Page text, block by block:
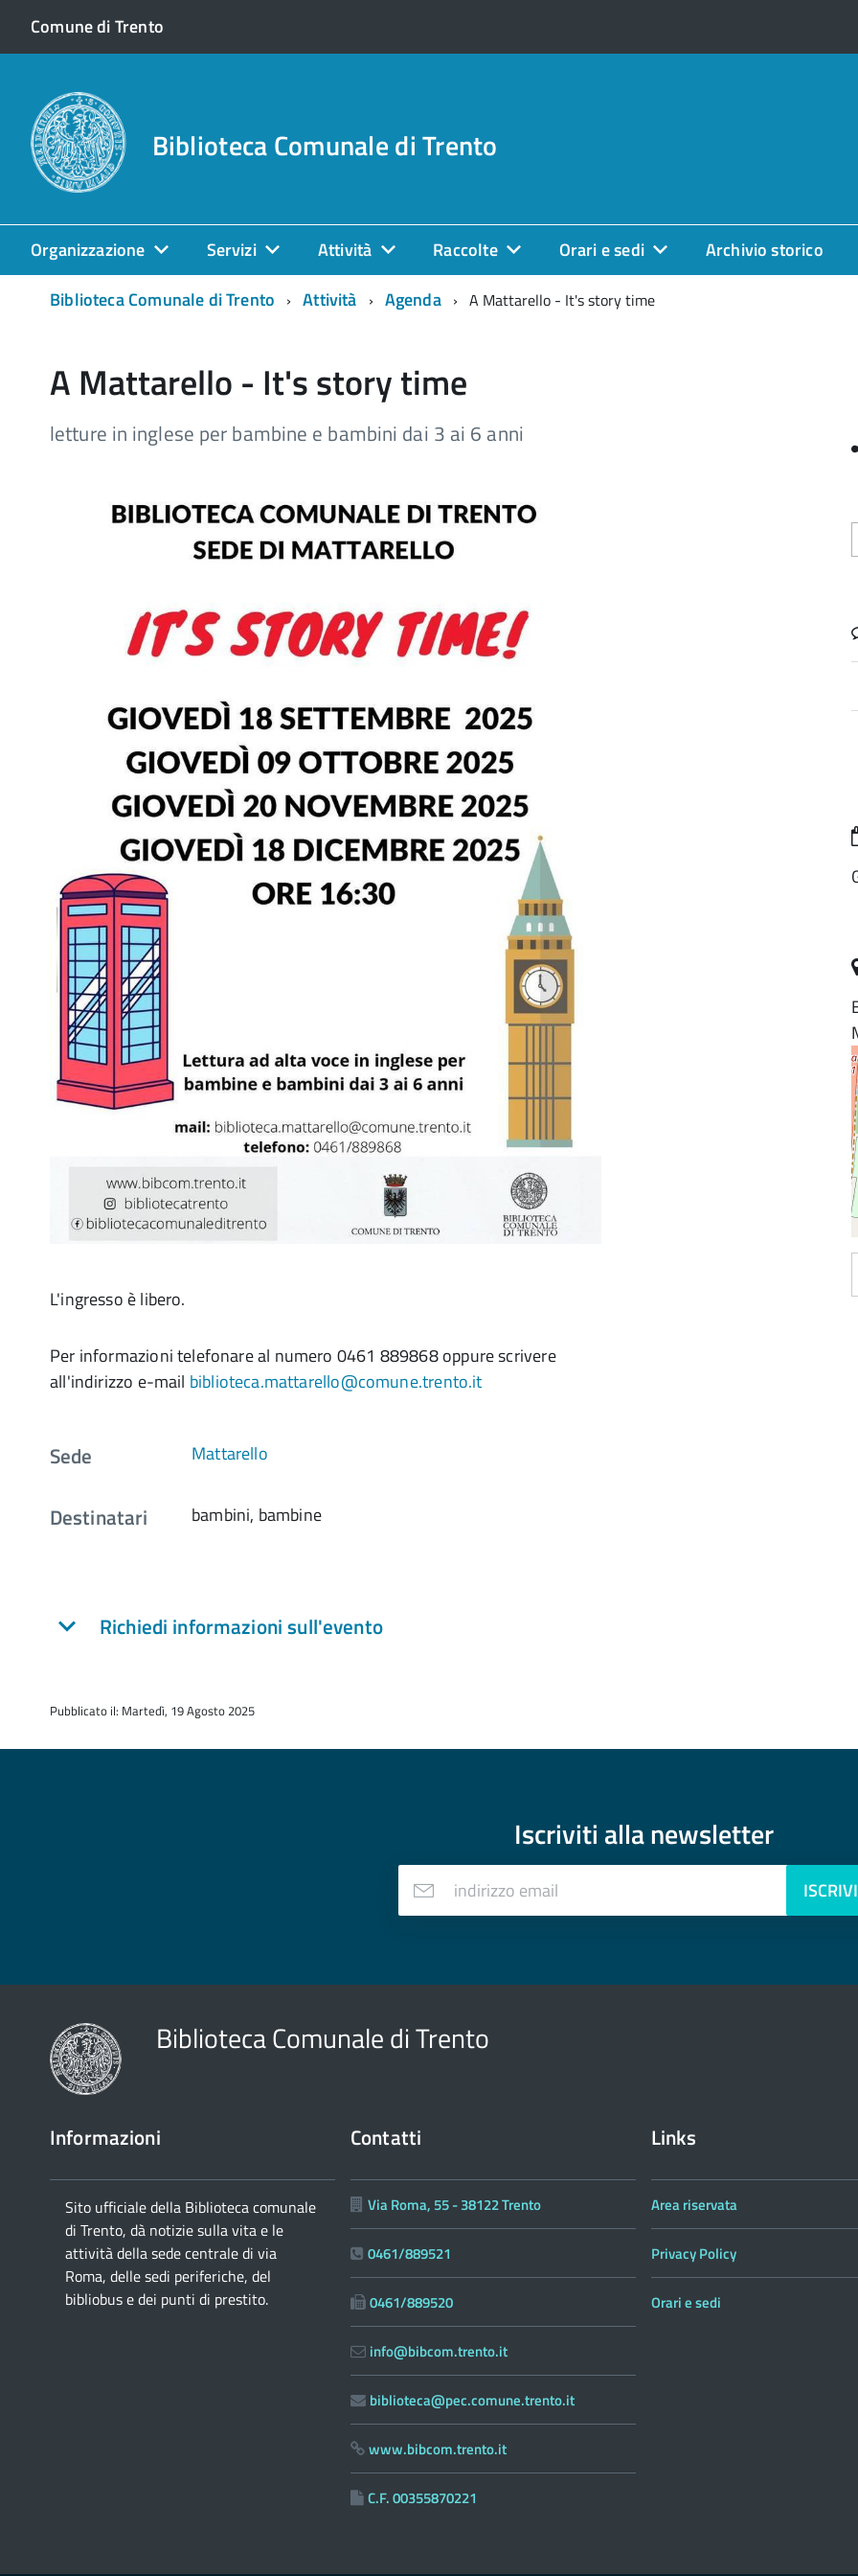
Comune di Trento
Biblioteca Comunale di Trento
Organizzazione Servizi Attività Raccolte Orari e sedi Archivio storico
Biblioteca Comunale di Trento
Attività Agenda A Mattarello - It's story time
A Mattarello - It's story time
letture in inglese per bambine e bambini dai 3 ai 6 anni
L'ingresso è libero.
Per informazioni telefonare al numero 0461 889868 oppure scrivere
all'indirizzo e-mail biblioteca.mattarello@comune.trento.it
Sede Mattarello
Destinatari bambini, bambine
Richiedi informazioni sull'evento
Pubblicato il: Martedì, 19 Agosto 2025
Iscriviti allanewsletter
indirizzo email
Biblioteca Comunale di Trento
Informazioni
Sito ufficiale della Biblioteca comunale
di Trento, dà notizie sulla vita e le
attività della sede centrale di via
Roma, delle sedi periferiche, del
bibliobus e dei punti di prestito.
Contatti
Via Roma, 55 - 38122 Trento
0461/889521
0461/889520
info@bibcom.trento.it
biblioteca@pec.comune.trento.it
www.bibcom.trento.it
C.F. 00355870221
Links
Area riservata
Privacy Policy
Orari e sedi